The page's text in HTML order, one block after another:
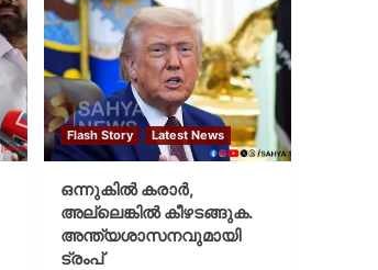
Flash Story Latest News
ഒന്നുകില്‍ കരാര്‍,
അല്ലെങ്കില്‍ കീഴടങ്ങുക.
അന്ത്യശാസനവുമായി
ട്രംപ്